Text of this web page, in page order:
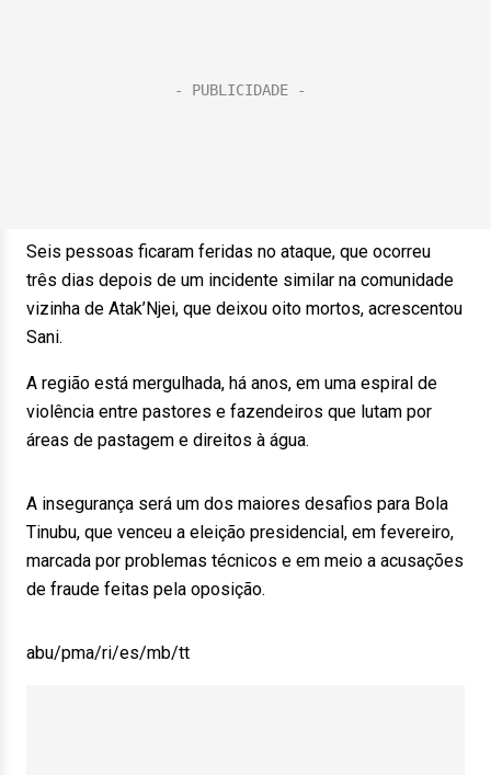
Seis pessoas ficaram feridas no ataque, que ocorreu
três dias depois de um incidente similar na comunidade
vizinha de Atak’Njei, que deixou oito mortos, acrescentou
Sani.
A região está mergulhada, há anos, em uma espiral de
violência entre pastores e fazendeiros que lutam por
áreas de pastagem e direitos à água.
A insegurança será um dos maiores desafios para Bola
Tinubu, que venceu a eleição presidencial, em fevereiro,
marcada por problemas técnicos e em meio a acusações
de fraude feitas pela oposição.
abu/pma/ri/es/mb/tt